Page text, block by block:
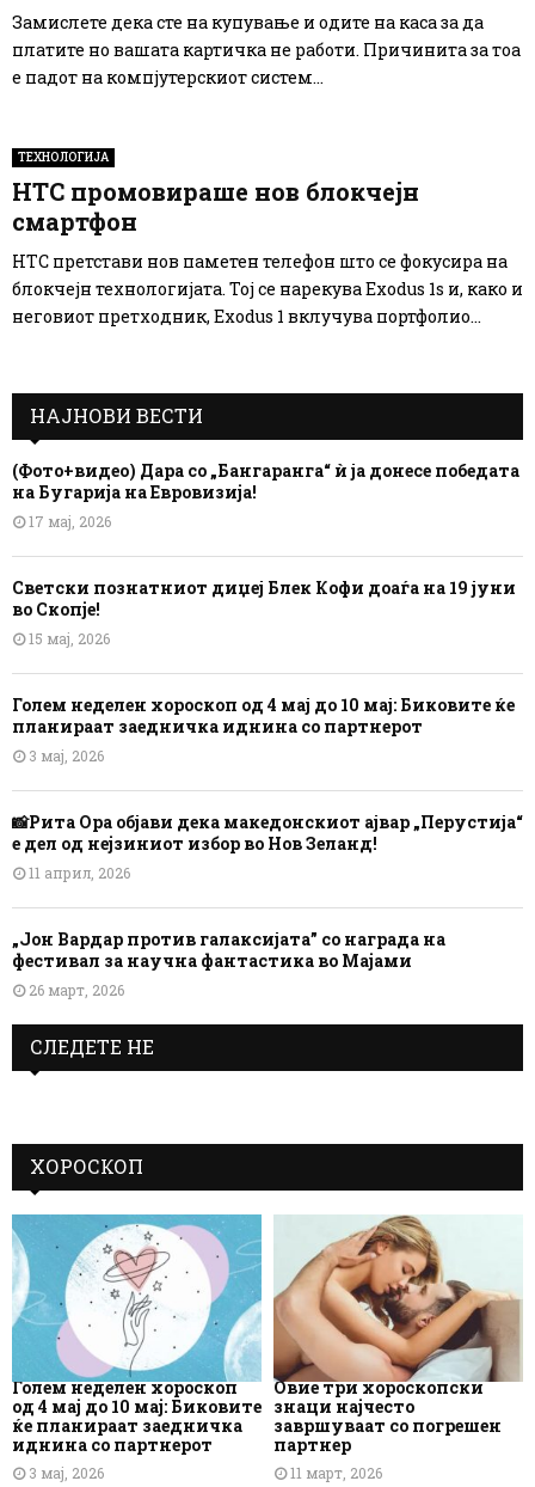
Замислете дека сте на купување и одите на каса за да
платите но вашата картичка не работи. Причинита за тоа
е падот на компјутерскиот систем...
ТЕХНОЛОГИЈА
HTC промовираше нов блокчејн
смартфон
HTC претстави нов паметен телефон што се фокусира на
блокчејн технологијата. Тој се нарекува Exodus 1s и, како и
неговиот претходник, Exodus 1 вклучува портфолио...
НАЈНОВИ ВЕСТИ
(Фото+видео) Дара со „Бангаранга“ ѝ ја донесе победата
на Бугарија на Евровизија!
17 мај, 2026
Светски познатниот диџеј Блек Кофи доаѓа на 19 јуни
во Скопје!
15 мај, 2026
Голем неделен хороскоп од 4 мај до 10 мај: Биковите ќе
планираат заедничка иднина со партнерот
3 мај, 2026
📸Рита Ора објави дека македонскиот ајвар „Перустија“
е дел од нејзиниот избор во Нов Зеланд!
11 април, 2026
„Јон Вардар против галаксијата” со награда на
фестивал за научна фантастика во Мајами
26 март, 2026
СЛЕДЕТЕ НЕ
ХОРОСКОП
Голем неделен хороскоп
од 4 мај до 10 мај: Биковите
ќе планираат заедничка
иднина со партнерот
3 мај, 2026
Овие три хороскопски
знаци најчесто
завршуваат со погрешен
партнер
11 март, 2026